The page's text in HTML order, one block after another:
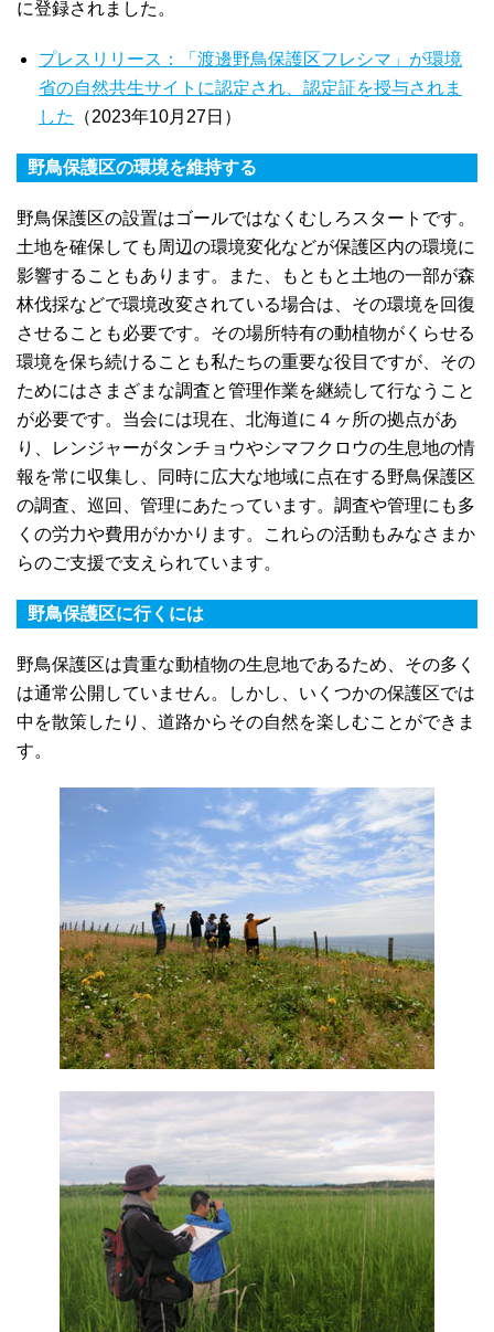
に登録されました。
プレスリリース：「渡邊野鳥保護区フレシマ」が環境
省の自然共生サイトに認定され、認定証を授与されま
した
（2023年10月27日）
野鳥保護区の環境を維持する
野鳥保護区の設置はゴールではなくむしろスタートです。
土地を確保しても周辺の環境変化などが保護区内の環境に
影響することもあります。また、もともと土地の一部が森
林伐採などで環境改変されている場合は、その環境を回復
させることも必要です。その場所特有の動植物がくらせる
環境を保ち続けることも私たちの重要な役目ですが、その
ためにはさまざまな調査と管理作業を継続して行なうこと
が必要です。当会には現在、北海道に４ヶ所の拠点があ
り、レンジャーがタンチョウやシマフクロウの生息地の情
報を常に収集し、同時に広大な地域に点在する野鳥保護区
の調査、巡回、管理にあたっています。調査や管理にも多
くの労力や費用がかかります。これらの活動もみなさまか
らのご支援で支えられています。
野鳥保護区に行くには
野鳥保護区は貴重な動植物の生息地であるため、その多く
は通常公開していません。しかし、いくつかの保護区では
中を散策したり、道路からその自然を楽しむことができま
す。